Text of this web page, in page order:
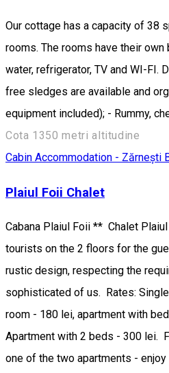
Our cottage has a capacity of 38
rooms. The rooms have their own
water, refrigerator, TV and WI-FI.
free sledges are available and
equipment included); - Rummy,
Cota 1350 metri altitudine
Cabin Accommodation - Zărnești
Plaiul Foii Chalet
Cabana Plaiul Foii ** Chalet
tourists on the 2 floors for the
rustic design, respecting the
sophisticated of us. Rates:
room - 180 lei, apartment with
Apartment with 2 beds - 300 lei.
one of the two apartments -